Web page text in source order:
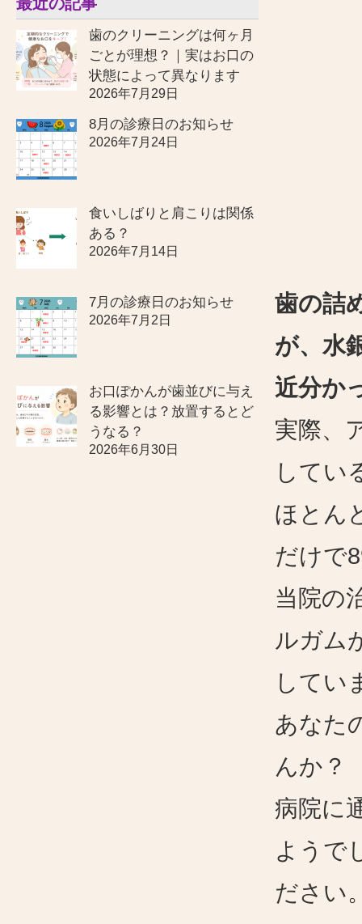
歯のクリーニングは何ヶ月
ごとが理想？｜実はお口の
状態によって異なります
2026年7月29日
8月の診療日のお知らせ
2026年7月24日
食いしばりと肩こりは関係
ある？
2026年7月14日
7月の診療日のお知らせ
2026年7月2日
お口ぽかんが歯並びに与え
る影響とは？放置するとど
うなる？
2026年6月30日
歯の詰
が、水
近分か
実際、
してい
ほとん
だけで
当院の
ルガム
してい
あなた
んか？
病院に
ようで
ださい